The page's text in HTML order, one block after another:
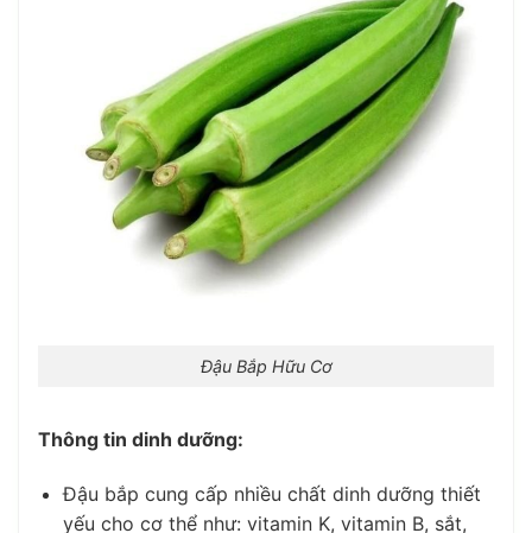
Đậu Bắp Hữu Cơ
Thông tin dinh dưỡng:
Đậu bắp cung cấp nhiều chất dinh dưỡng thiết
yếu cho cơ thể như: vitamin K, vitamin B, sắt,